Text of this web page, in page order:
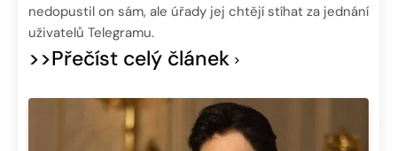
nedopustil on sám, ale úřady jej chtějí stíhat za jednání
uživatelů Telegramu.
>>Přečíst celý článek